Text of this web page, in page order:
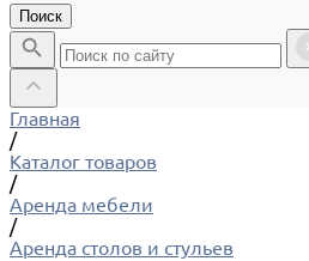
Поиск
Главная
/
Каталог товаров
/
Аренда мебели
/
Аренда столов и стульев